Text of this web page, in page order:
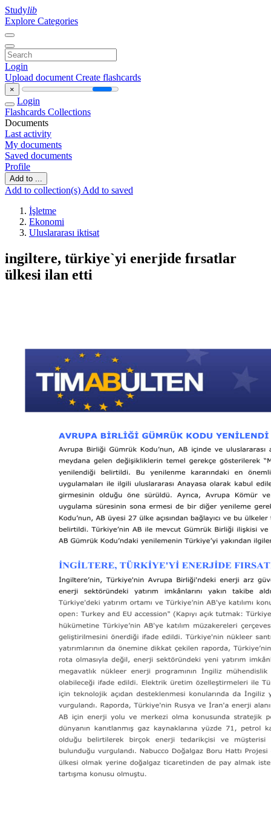
Studylib
Explore Categories
Login
Upload document Create flashcards
×
Login
Flashcards Collections
Documents
Last activity
My documents
Saved documents
Profile
Add to ...
Add to collection(s) Add to saved
İşletme
Ekonomi
Uluslararası iktisat
ingiltere, türkiye`yi enerjide fırsatlar
ülkesi ilan etti